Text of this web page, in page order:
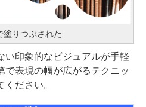
塗りつぶされた
印象的なビジュアルが手軽
で表現の幅が広がるテクニッ
ださい。